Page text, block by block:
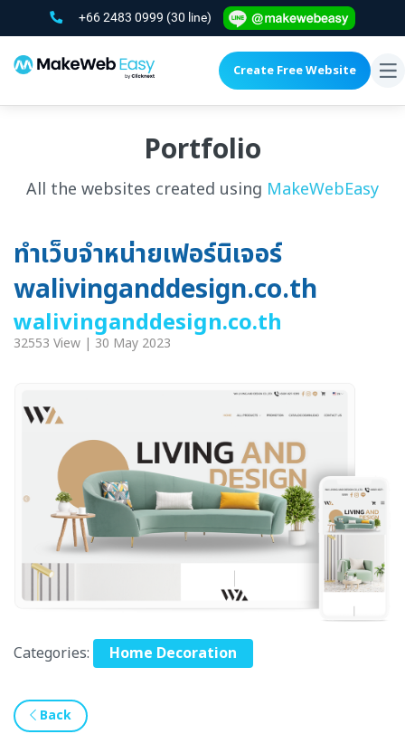
+66 2483 0999 (30 line)
Create Free Website
Portfolio
All the websites created using MakeWebEasy
ทำเว็บจำหน่ายเฟอร์นิเจอร์
walivinganddesign.co.th
walivinganddesign.co.th
32553 View | 30 May 2023
Categories: Home Decoration
Back